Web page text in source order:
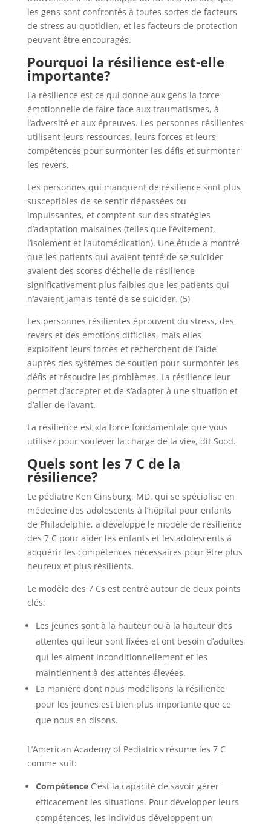
les gens sont confrontés à toutes sortes de facteurs
de stress au quotidien, et les facteurs de protection
peuvent être encouragés.
Pourquoi la résilience est-elle
importante?
La résilience est ce qui donne aux gens la force
émotionnelle de faire face aux traumatismes, à
l’adversité et aux épreuves. Les personnes résilientes
utilisent leurs ressources, leurs forces et leurs
compétences pour surmonter les défis et surmonter
les revers.
Les personnes qui manquent de résilience sont plus
susceptibles de se sentir dépassées ou
impuissantes, et comptent sur des stratégies
d’adaptation malsaines (telles que l’évitement,
l’isolement et l’automédication). Une étude a montré
que les patients qui avaient tenté de se suicider
avaient des scores d’échelle de résilience
significativement plus faibles que les patients qui
n’avaient jamais tenté de se suicider. (5)
Les personnes résilientes éprouvent du stress, des
revers et des émotions difficiles, mais elles
exploitent leurs forces et recherchent de l’aide
auprès des systèmes de soutien pour surmonter les
défis et résoudre les problèmes. La résilience leur
permet d’accepter et de s’adapter à une situation et
d’aller de l’avant.
La résilience est «la force fondamentale que vous
utilisez pour soulever la charge de la vie», dit Sood.
Quels sont les 7 C de la
résilience?
Le pédiatre Ken Ginsburg, MD, qui se spécialise en
médecine des adolescents à l’hôpital pour enfants
de Philadelphie, a développé le modèle de résilience
des 7 C pour aider les enfants et les adolescents à
acquérir les compétences nécessaires pour être plus
heureux et plus résilients.
Le modèle des 7 Cs est centré autour de deux points
clés:
Les jeunes sont à la hauteur ou à la hauteur des
attentes qui leur sont fixées et ont besoin d’adultes
qui les aiment inconditionnellement et les
maintiennent à des attentes élevées.
La manière dont nous modélisons la résilience
pour les jeunes est bien plus importante que ce
que nous en disons.
L’American Academy of Pediatrics résume les 7 C
comme suit:
CompétenceC’est la capacité de savoir gérer
efficacement les situations. Pour développer leurs
compétences, les individus développent un